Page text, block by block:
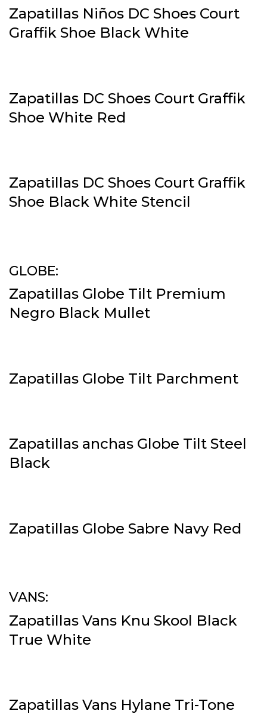
Zapatillas Niños DC Shoes Court
Graffik Shoe Black White
Zapatillas DC Shoes Court Graffik
Shoe White Red
Zapatillas DC Shoes Court Graffik
Shoe Black White Stencil
GLOBE:
Zapatillas Globe Tilt Premium
Negro Black Mullet
Zapatillas Globe Tilt Parchment
Zapatillas anchas Globe Tilt Steel
Black
Zapatillas Globe Sabre Navy Red
VANS:
Zapatillas Vans Knu Skool Black
True White
Zapatillas Vans Hylane Tri-Tone